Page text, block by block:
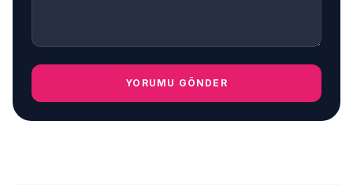
YORUMU GÖNDER